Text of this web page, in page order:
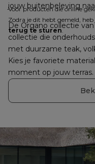
Voor producten die online
Zodra je dit hebt gemeld, heb
terug te sturen.
jouw buitenbeleving
De Organo collectie
collectie die
met duurzame teak,
Kies je favoriete
moment op jouw terras.